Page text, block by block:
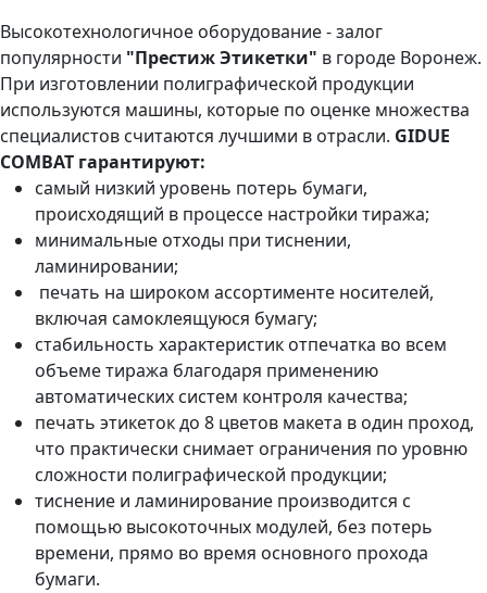
Высокотехнологичное оборудование - залог
популярности "Престиж Этикетки" в городе Воронеж.
При изготовлении полиграфической продукции
используются машины, которые по оценке множества
специалистов считаются лучшими в отрасли. GIDUE
COMBAT гарантируют:
самый низкий уровень потерь бумаги,
происходящий в процессе настройки тиража;
минимальные отходы при тиснении,
ламинировании;
печать на широком ассортименте носителей,
включая самоклеящуюся бумагу;
стабильность характеристик отпечатка во всем
объеме тиража благодаря применению
автоматических систем контроля качества;
печать этикеток до 8 цветов макета в один проход,
что практически снимает ограничения по уровню
сложности полиграфической продукции;
тиснение и ламинирование производится с
помощью высокоточных модулей, без потерь
времени, прямо во время основного прохода
бумаги.